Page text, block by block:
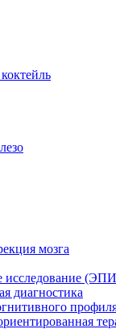
мозга
исследование
диагностика